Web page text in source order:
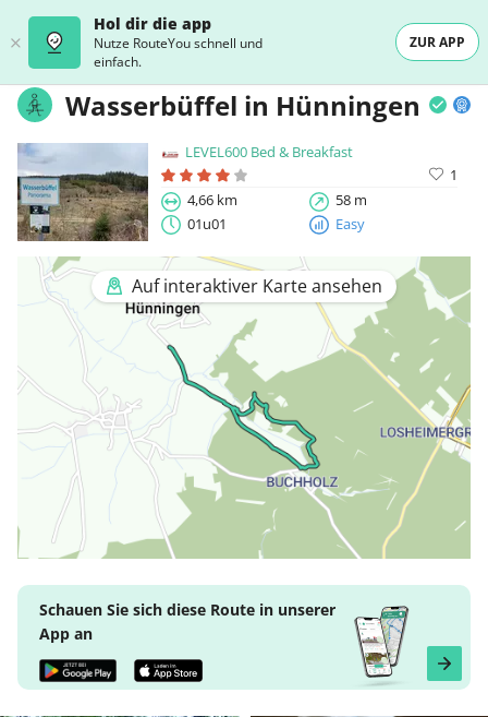
Hol dir die app
Nutze RouteYou schnell und
einfach.
ZUR APP
Wasserbüffel in Hünningen
LEVEL600 Bed & Breakfast
1
4,66 km
58 m
01u01
Easy
Auf interaktiver Karte ansehen
Schauen Sie sich diese Route in unserer
App an